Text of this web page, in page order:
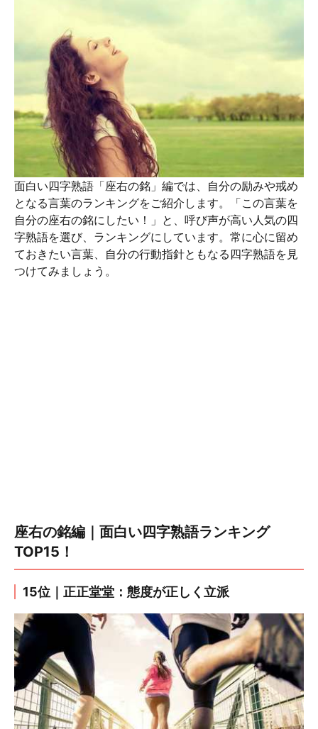
面白い四字熟語「座右の銘」編では、自分の励みや戒め
となる言葉のランキングをご紹介します。「この言葉を
自分の座右の銘にしたい！」と、呼び声が高い人気の四
字熟語を選び、ランキングにしています。常に心に留め
ておきたい言葉、自分の行動指針ともなる四字熟語を見
つけてみましょう。
座右の銘編｜面白い四字熟語ランキング
TOP15！
15位｜正正堂堂：態度が正しく立派